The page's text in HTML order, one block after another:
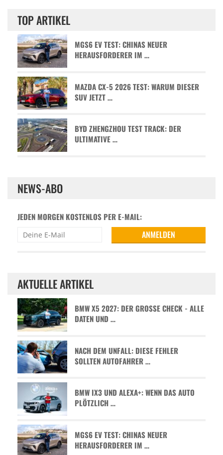
TOP ARTIKEL
MGS6 EV TEST: CHINAS NEUER
HERAUSFORDERER IM …
MAZDA CX-5 2026 TEST: WARUM DIESER
SUV JETZT …
BYD ZHENGZHOU TEST TRACK: DER
ULTIMATIVE …
NEWS-ABO
JEDEN MORGEN KOSTENLOS PER E-MAIL:
AKTUELLE ARTIKEL
BMW X5 2027: DER GROSSE CHECK - ALLE D
ATEN UND …
NACH DEM UNFALL: DIESE FEHLER
SOLLTEN AUTOFAHRER …
BMW IX3 UND ALEXA+: WENN DAS AUTO
PLÖTZLICH …
MGS6 EV TEST: CHINAS NEUER
HERAUSFORDERER IM …